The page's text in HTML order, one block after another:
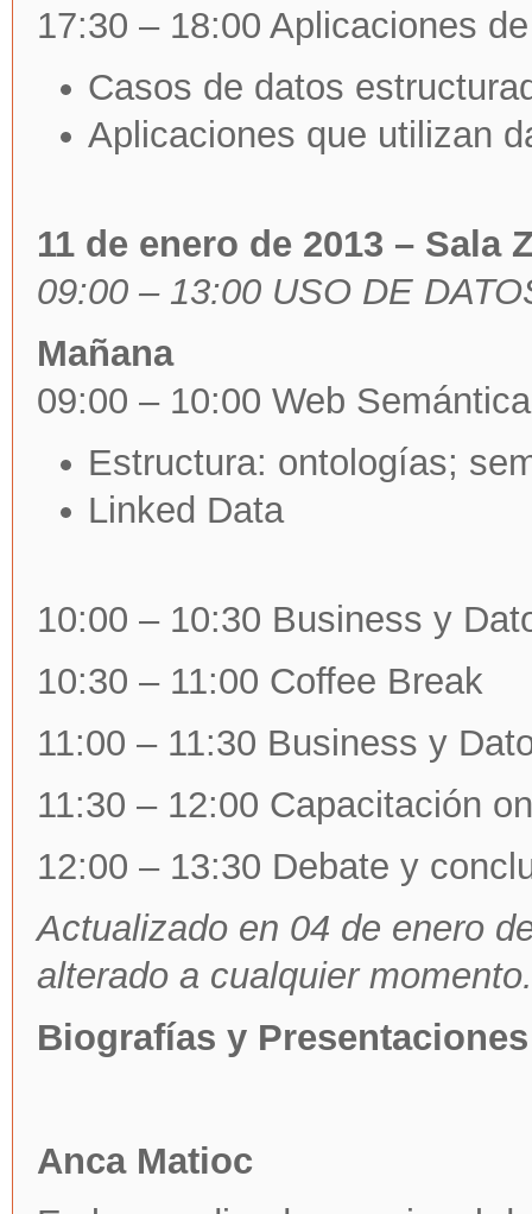
17:30 – 18:00 Aplicaciones
Casos de datos
Aplicaciones que utilizan
11 de enero de 2013 – Sala
09:00 – 13:00 USO DE
Mañana
09:00 – 10:00 Web
Estructura: ontologías;
Linked Data
10:00 – 10:30 Business y
10:30 – 11:00 Coffee Break
11:00 – 11:30 Business y
11:30 – 12:00 Capacitación
12:00 – 13:30 Debate y
Actualizado en 04 de enero
alterado a cualquier momento.
Biografías y Presentaciones
Anca Matioc